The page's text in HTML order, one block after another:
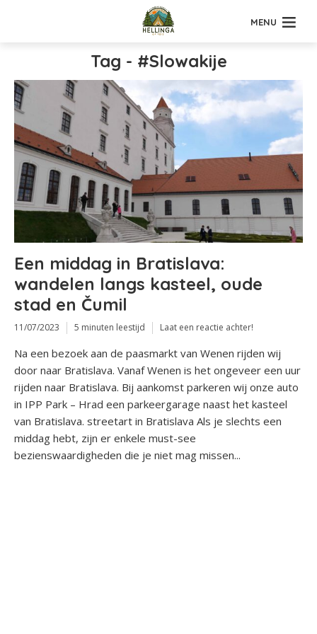
MENU
Tag - #Slowakije
Een middag in Bratislava:
wandelen langs kasteel, oude
stad en Čumil
11/07/2023 5 minuten leestijd Laat een reactie achter!
Na een bezoek aan de paasmarkt van Wenen rijden wij
door naar Bratislava. Vanaf Wenen is het ongeveer een uur
rijden naar Bratislava. Bij aankomst parkeren wij onze auto
in IPP Park – Hrad een parkeergarage naast het kasteel
van Bratislava. streetart in Bratislava Als je slechts een
middag hebt, zijn er enkele must-see
bezienswaardigheden die je niet mag missen...